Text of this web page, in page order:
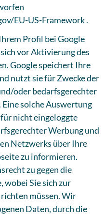
EU-US-Framework .
Profil bei Google
vor Aktivierung des
Google speichert Ihre
nutzt sie für Zwecke der
oder bedarfsgerechter
solche Auswertung
nicht eingeloggte
Werbung und
Netzwerks über Ihre
zu informieren.
zu gegen die
Sie sich zur
müssen. Wir
Daten, durch die